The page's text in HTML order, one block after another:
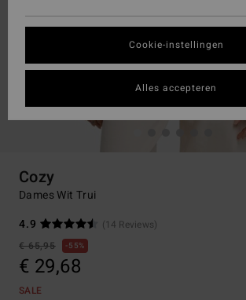
Cozy
Dames Wit Trui
4.9
(14 Reviews)
€ 65,95
55%
€ 29,68
SALE
Cookie-instellingen
Alles accepteren